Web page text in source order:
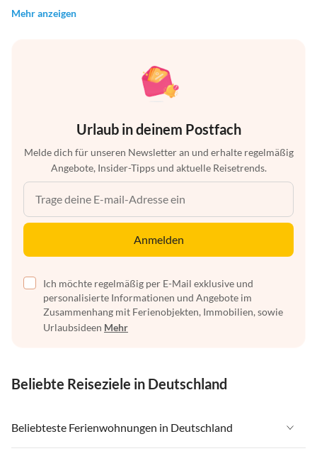
Mehr anzeigen
Urlaub in deinem Postfach
Melde dich für unseren Newsletter an und erhalte regelmäßig
Angebote, Insider-Tipps und aktuelle Reisetrends.
Anmelden
Ich möchte regelmäßig per E-Mail exklusive und
personalisierte Informationen und Angebote im
Zusammenhang mit Ferienobjekten, Immobilien, sowie
Urlaubsideen Mehr
Beliebte Reiseziele in Deutschland
Beliebteste Ferienwohnungen in Deutschland